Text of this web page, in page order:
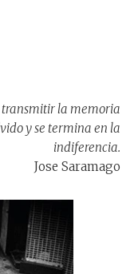
transmitir la memoria
y se termina en la
indiferencia.
Jose Saramago